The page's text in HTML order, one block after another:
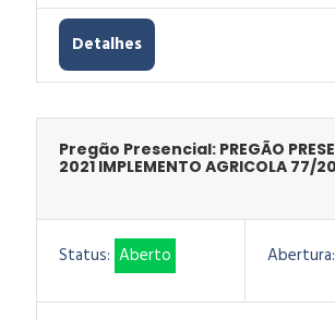
Detalhes
Pregão Presencial: PREGÃO
2021 IMPLEMENTO AGRICOLA 77/
Status: Aberto Abertura: